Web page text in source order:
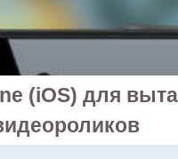
(iOS) для